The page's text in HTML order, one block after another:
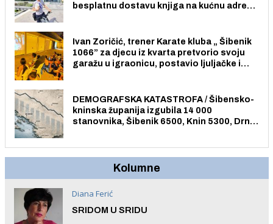
besplatnu dostavu knjiga na kućnu adresu
Ivan Zoričić, trener Karate kluba „ Šibenik
1066” za djecu iz kvarta pretvorio svoju
garažu u igraonicu, postavio ljuljačke i
DEMOGRAFSKA KATASTROFA / Šibensko-
kninska županija izgubila 14 000
stanovnika, Šibenik 6500, Knin 5300, Drniš
Kolumne
Diana Ferić
SRIDOM U SRIDU